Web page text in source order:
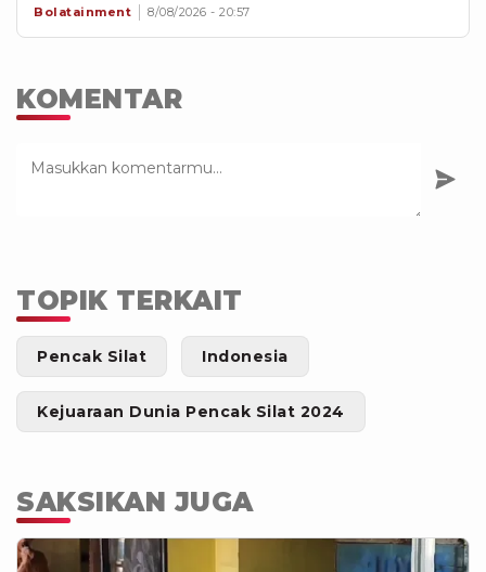
Bolatainment 8/08/2026 - 20:57
KOMENTAR
TOPIK TERKAIT
Pencak Silat Indonesia
Kejuaraan Dunia Pencak Silat 2024
SAKSIKAN JUGA